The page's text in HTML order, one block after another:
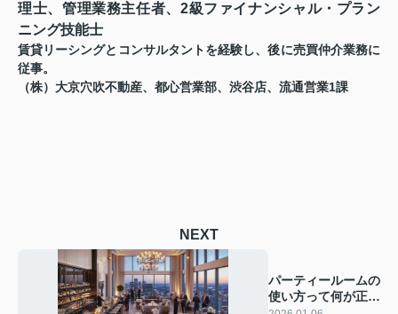
理士、管理業務主任者、2級ファイナンシャル・プラン
ニング技能士
賃貸リーシングとコンサルタントを経験し、後に売買仲介業務に
従事。
（株）大京穴吹不動産、都心営業部、渋谷店、流通営業1課
NEXT
パーティールームの
使い方って何が正し